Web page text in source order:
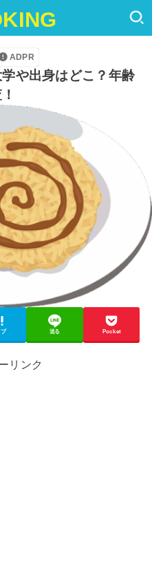
ADPR
や出身はどこ？年齢
ブ 送る Pocket
リンク